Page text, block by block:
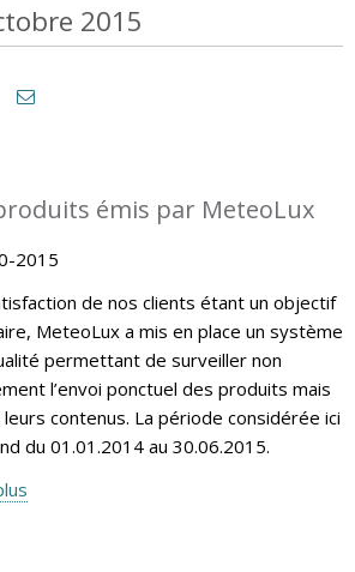
2015
émis par MeteoLux
2015
de nos clients étant un objectif
MeteoLux a mis en place un système
permettant de surveiller non
l’envoi ponctuel des produits mais
leurs contenus. La période considérée ici
du 01.01.2014 au 30.06.2015.